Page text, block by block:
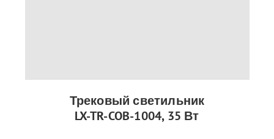
Трековый светильник
LX-TR-COB-1004, 35 Вт